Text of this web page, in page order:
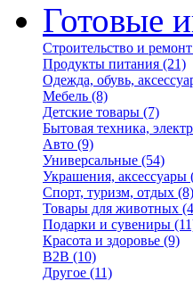
Готовые
Строительство и ремонт
Продукты питания (21)
Одежда, обувь,
Мебель (8)
Детские товары (7)
Бытовая техника,
Авто (9)
Универсальные (54)
Украшения, аксессуары
Спорт, туризм, отдых (8)
Товары для животных
Подарки и сувениры
Красота и здоровье (9)
B2B (10)
Другое (11)